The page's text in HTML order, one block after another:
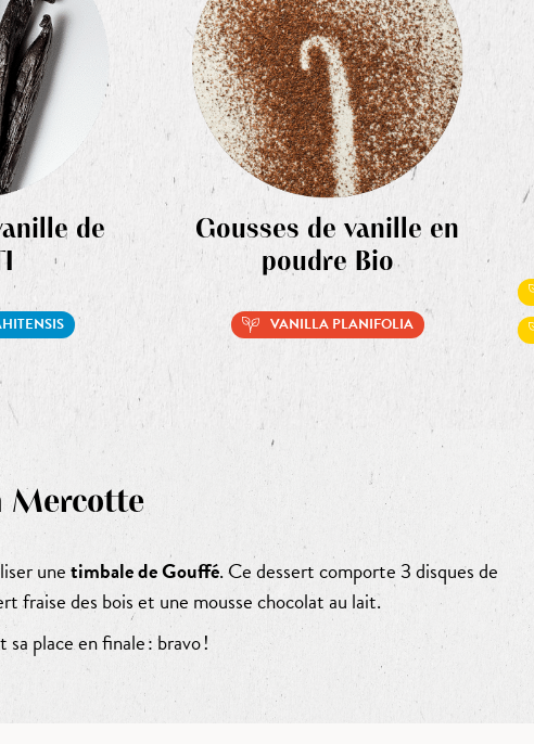
de
Gousses de vanille en
poudre Bio
VANILLA PLANIFOLIA
Mercotte
unetimbale de Gouffé. Ce dessert comporte 3 disques de
fraise des bois et une mousse chocolat au lait.
place en finale : bravo !